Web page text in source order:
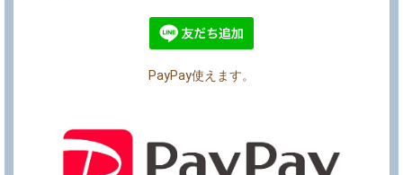
PayPay使えます。